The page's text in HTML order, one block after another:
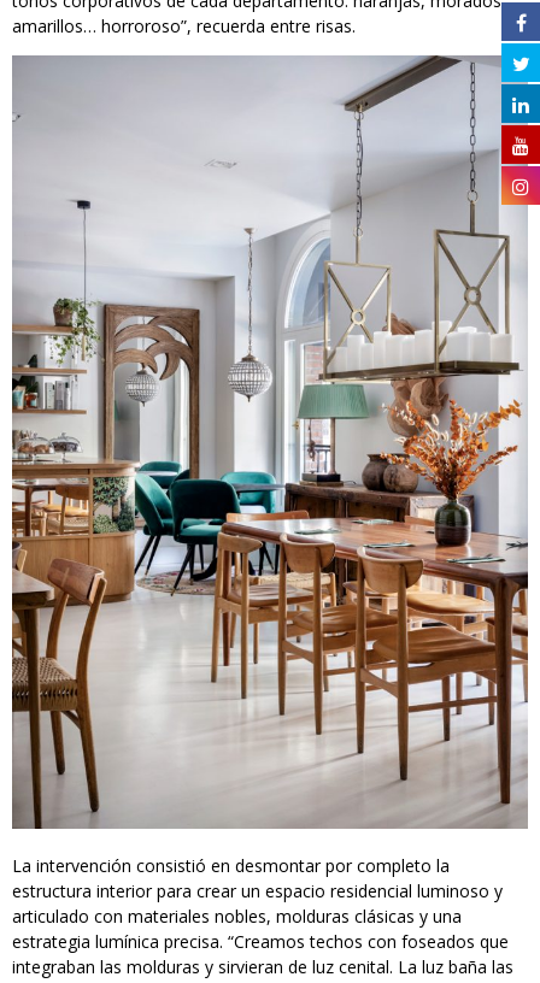
amarillos… horroroso”, recuerda entre risas.
La intervención consistió en desmontar por completo la
estructura interior para crear un espacio residencial luminoso y
articulado con materiales nobles, molduras clásicas y una
estrategia lumínica precisa. “Creamos techos con foseados que
integraban las molduras y sirvieran de luz cenital. La luz baña las